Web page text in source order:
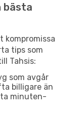
bästa
tips som
Tahsis:
som avgår
billigare än
minuten-